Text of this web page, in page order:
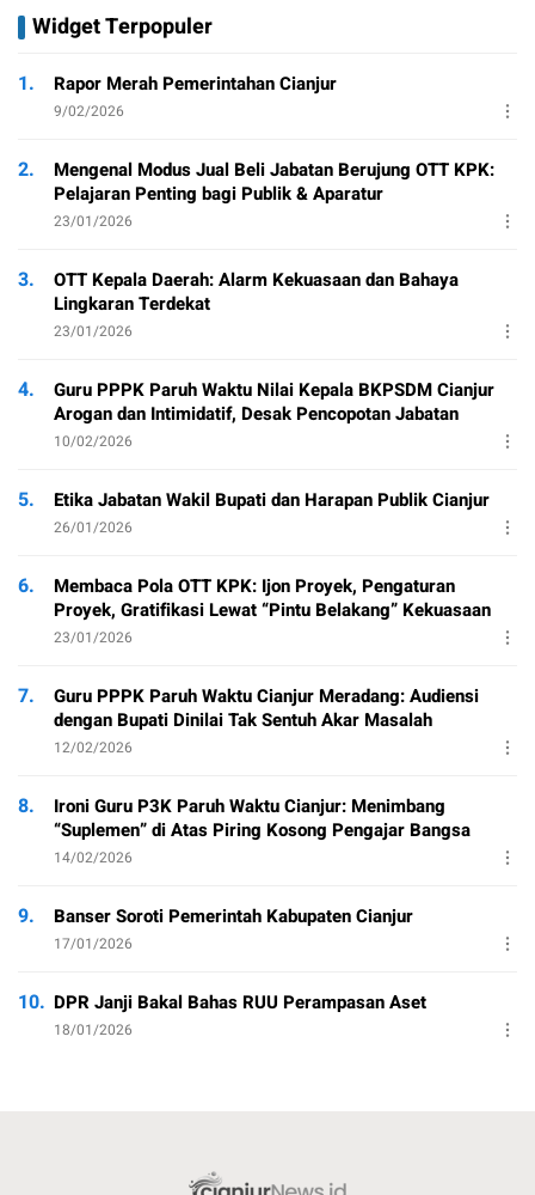
Widget Terpopuler
1. Rapor Merah Pemerintahan Cianjur
9/02/2026
2.
Mengenal Modus Jual Beli Jabatan Berujung OTT KPK:
Pelajaran Penting bagi Publik & Aparatur
23/01/2026
3.
OTT Kepala Daerah: Alarm Kekuasaan dan Bahaya
Lingkaran Terdekat
23/01/2026
4.
Guru PPPK Paruh Waktu Nilai Kepala BKPSDM Cianjur
Arogan dan Intimidatif, Desak Pencopotan Jabatan
10/02/2026
5. Etika Jabatan Wakil Bupati dan Harapan Publik Cianjur
26/01/2026
6.
Membaca Pola OTT KPK: Ijon Proyek, Pengaturan
Proyek, Gratifikasi Lewat “Pintu Belakang” Kekuasaan
23/01/2026
7.
Guru PPPK Paruh Waktu Cianjur Meradang: Audiensi
dengan Bupati Dinilai Tak Sentuh Akar Masalah
12/02/2026
8.
Ironi Guru P3K Paruh Waktu Cianjur: Menimbang
“Suplemen” di Atas Piring Kosong Pengajar Bangsa
14/02/2026
9. Banser Soroti Pemerintah Kabupaten Cianjur
17/01/2026
10. DPR Janji Bakal Bahas RUU Perampasan Aset
18/01/2026